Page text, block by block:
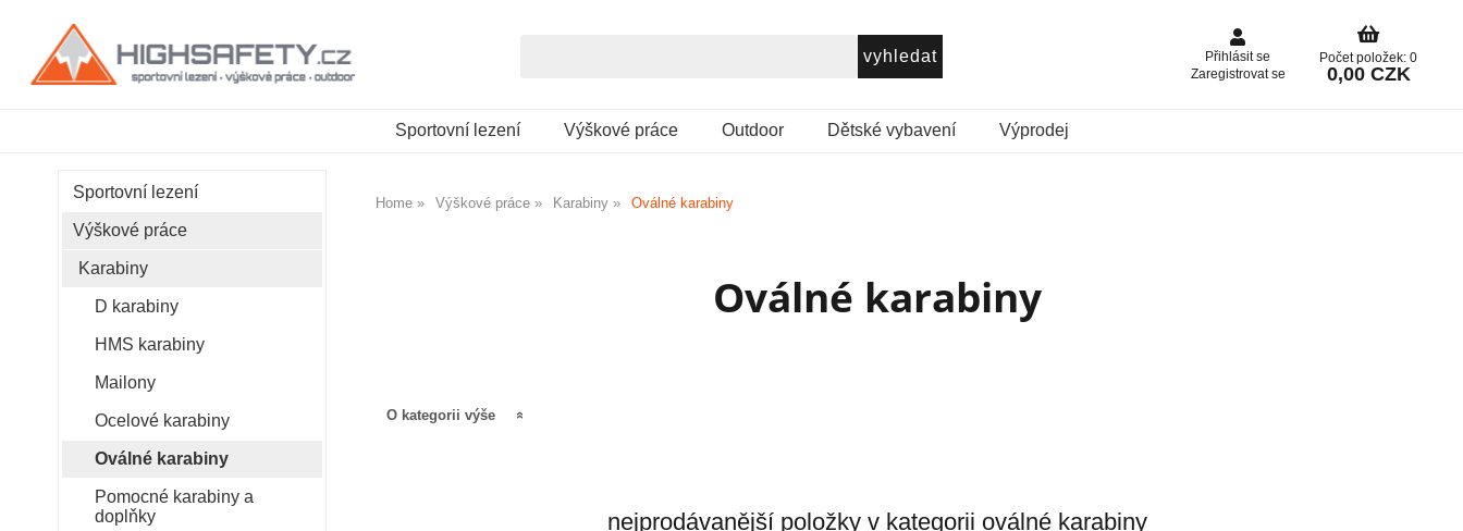
Přihlásit se
Zaregistrovat se
Počet položek: 0
0,00 CZK
Sportovní lezení Výškové práce Outdoor Dětské vybavení Výprodej
Home Výškové práce Karabiny Oválné karabiny
Oválné karabiny
O kategorii výše
nejprodávanější položky v kategorii oválné karabiny
Sportovní lezení
Výškové práce
Karabiny
D karabiny
HMS karabiny
Mailony
Ocelové karabiny
Oválné karabiny
Pomocné karabiny a
doplňky